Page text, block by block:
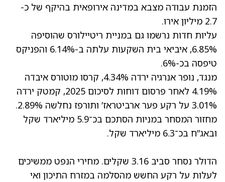
הזמנת עבודה מצבא במדינה אירופאית בהיקף של כ-
2.7 מיליון אירו.
עליות חדות נרשמו גם במניית ריטיילורס שהוסיפה
6.85%, איביאי בית השקעות
עלתה ב-6.14% והפניקס
טיפסה בכ-6%.
מנגד, נופר אנרגיה
ירדה 4.34%, קרסו מוטורס איבדה
4.19% לאחר פרסום דוחות לסיכום 2025, קמטק ירדה
3.01% על רקע פער ארביטראז’ ותורפז נחלשה 2.89%.
מחזור המסחר במניות הסתכם בכ־5.9 מיליארד שקל
ובאג”ח בכ־6.3 מיליארד שקל.
הדולר נסחר סביב 3.16 שקלים. מחירי הנפט ממשיכים
לעלות על רקע החשש מהסלמה במזרח התיכון ואי